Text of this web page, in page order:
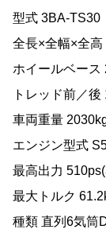
型式 3BA-TS30
全長×全幅×全
ホイールベース
トレッド前／
車両重量
エンジン型式
最高出力
最大トルク
種類 直列6気筒